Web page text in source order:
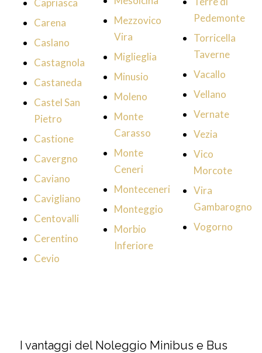
Capriasca
Carena
Caslano
Castagnola
Castaneda
Castel San
Pietro
Castione
Cavergno
Caviano
Cavigliano
Centovalli
Cerentino
Cevio
Mezzovico
Vira
Miglieglia
Minusio
Moleno
Monte
Carasso
Monte
Ceneri
Monteceneri
Monteggio
Morbio
Inferiore
Pedemonte
Torricella
Taverne
Vacallo
Vellano
Vernate
Vezia
Vico
Morcote
Vira
Gambarogno
Vogorno
I vantaggi del Noleggio Minibus e Bus